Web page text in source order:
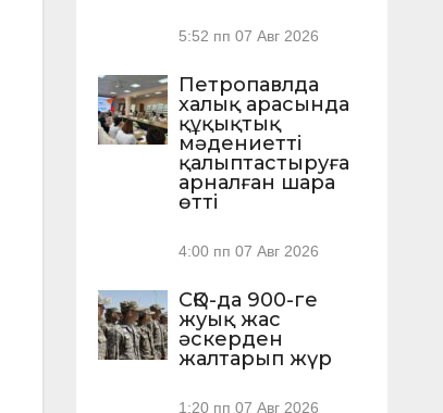
5:52 пп 07 Авг 2026
Петропавлда
халық арасында
құқықтық
мәдениетті
қалыптастыруға
арналған шара
өтті
4:00 пп 07 Авг 2026
СҚО-да 900-ге
жуық жас
әскерден
жалтарып жүр
1:20 пп 07 Авг 2026